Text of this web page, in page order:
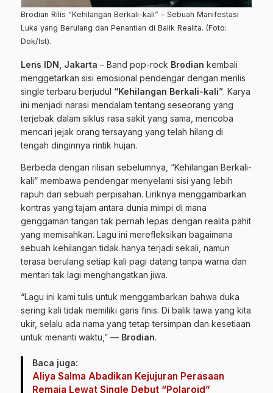
Brodian Rilis “Kehilangan Berkali-kali” – Sebuah Manifestasi
Luka yang Berulang dan Penantian di Balik Realita. (Foto:
Dok/Ist).
Lens IDN, Jakarta – Band pop-rock Brodian kembali
menggetarkan sisi emosional pendengar dengan merilis
single terbaru berjudul “Kehilangan Berkali-kali”. Karya
ini menjadi narasi mendalam tentang seseorang yang
terjebak dalam siklus rasa sakit yang sama, mencoba
mencari jejak orang tersayang yang telah hilang di
tengah dinginnya rintik hujan.
Berbeda dengan rilisan sebelumnya, “Kehilangan Berkali-
kali” membawa pendengar menyelami sisi yang lebih
rapuh dari sebuah perpisahan. Liriknya menggambarkan
kontras yang tajam antara dunia mimpi di mana
genggaman tangan tak pernah lepas dengan realita pahit
yang memisahkan. Lagu ini merefleksikan bagaimana
sebuah kehilangan tidak hanya terjadi sekali, namun
terasa berulang setiap kali pagi datang tanpa warna dan
mentari tak lagi menghangatkan jiwa.
“Lagu ini kami tulis untuk menggambarkan bahwa duka
sering kali tidak memiliki garis finis. Di balik tawa yang kita
ukir, selalu ada nama yang tetap tersimpan dan kesetiaan
untuk menanti waktu,” — Brodian.
Baca juga:
Aliya Salma Abadikan Kejujuran Perasaan
Remaja Lewat Single Debut “Polaroid”